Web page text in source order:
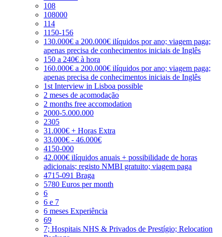
108
108000
114
1150-156
130.000€ a 200.000€ ilíquidos por ano; viagem paga;
apenas precisa de conhecimentos iniciais de Inglês
150 a 240€ à hora
160.000€ a 200.000€ ilíquidos por ano; viagem paga;
apenas precisa de conhecimentos iniciais de Inglês
1st Interview in Lisboa possible
2 meses de acomodação
2 months free accomodation
2000-5.000.000
2305
31.000€ + Horas Extra
33.000€ - 46.000€
4150-000
42.000€ ilíquidos anuais + possibilidade de horas
adicionais; registo NMBI gratuito; viagem paga
4715-091 Braga
5780 Euros per month
6
6 e 7
6 meses Experiência
69
7; Hospitais NHS & Privados de Prestígio; Relocation